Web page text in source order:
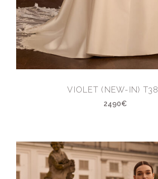
VIOLET (NEW-IN) T38
2490€